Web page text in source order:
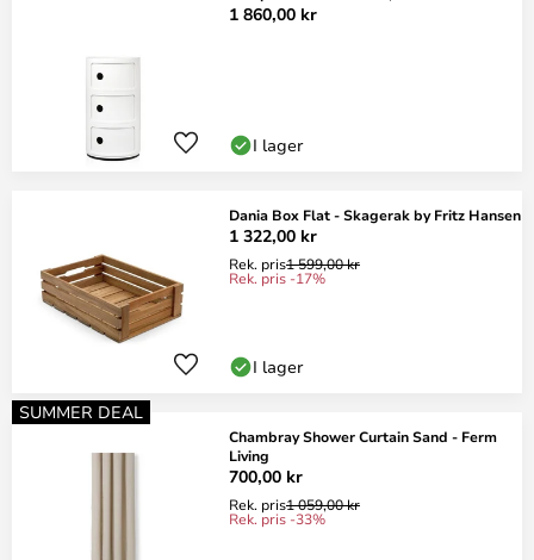
1 860,00 kr
I lager
Dania Box Flat - Skagerak by Fritz Hansen
1 322,00 kr
Rek. pris1 599,00 kr
Rek. pris -17%
I lager
SUMMER DEAL
Chambray Shower Curtain Sand - Ferm
Living
700,00 kr
Rek. pris1 059,00 kr
Rek. pris -33%